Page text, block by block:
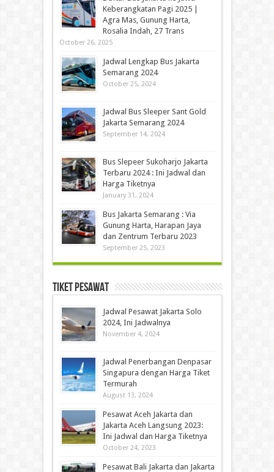
Keberangkatan Pagi 2025 |
Agra Mas, Gunung Harta,
Rosalia Indah, 27 Trans
October 26, 2025
Jadwal Lengkap Bus Jakarta
Semarang 2024
October 25, 2024
Jadwal Bus Sleeper Sant Gold
Jakarta Semarang 2024
September 14, 2024
Bus Slepeer Sukoharjo Jakarta
Terbaru 2024 : Ini Jadwal dan
Harga Tiketnya
January 31, 2024
Bus Jakarta Semarang : Via
Gunung Harta, Harapan Jaya
dan Zentrum Terbaru 2023
September 25, 2023
Tiket Pesawat
Jadwal Pesawat Jakarta Solo
2024, Ini Jadwalnya
November 4, 2024
Jadwal Penerbangan Denpasar
Singapura dengan Harga Tiket
Termurah
August 13, 2024
Pesawat Aceh Jakarta dan
Jakarta Aceh Langsung 2023:
Ini Jadwal dan Harga Tiketnya
October 24, 2023
Pesawat Bali Jakarta dan Jakarta